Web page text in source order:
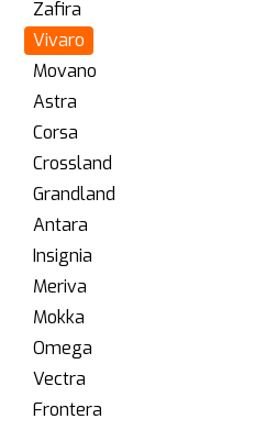
Zafira
Vivaro
Movano
Astra
Corsa
Crossland
Grandland
Antara
Insignia
Meriva
Mokka
Omega
Vectra
Frontera